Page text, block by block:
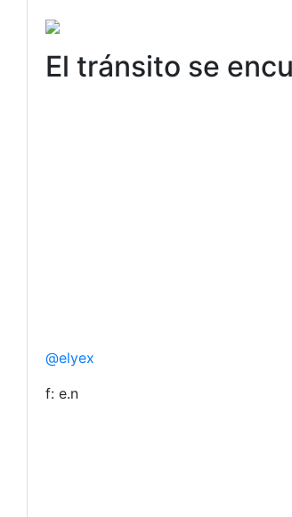
El tránsito se
@elyex
f: e.n